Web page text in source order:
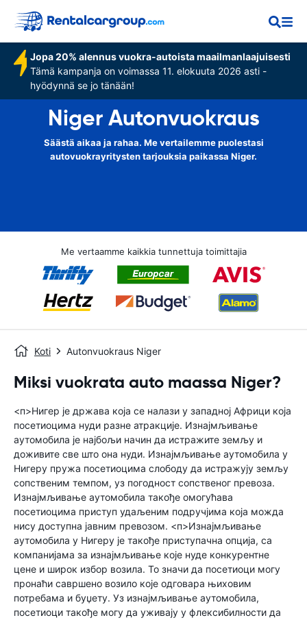
Jopa 20% alennus vuokra-autoista maailmanlaajuisesti
Tämä kampanja on voimassa 11. elokuuta 2026 asti -
hyödynnä se jo tänään!
Niger Autonvuokraus
Säästä aikaa ja rahaa. Me vertailemme puolestasi
autovuokrayritysten tarjouksia paikassa Niger.
Me vertaamme kaikkia tunnettuja toimittajia
Koti Autonvuokraus Niger
Miksi vuokrata auto maassa Niger?
<п>Нигер је држава која се налази у западној Африци која
посетиоцима нуди разне атракције. Изнајмљивање
аутомобила је најбољи начин да истражите земљу и
доживите све што она нуди. Изнајмљивање аутомобила у
Нигеру пружа посетиоцима слободу да истражују земљу
сопственим темпом, уз погодност сопственог превоза.
Изнајмљивање аутомобила такође омогућава
посетиоцима приступ удаљеним подручјима која можда
нису доступна јавним превозом. <п>Изнајмљивање
аутомобила у Нигеру је такође приступачна опција, са
компанијама за изнајмљивање које нуде конкурентне
цене и широк избор возила. То значи да посетиоци могу
пронаћи савршено возило које одговара њиховим
потребама и буџету. Уз изнајмљивање аутомобила,
посетиоци такође могу да уживају у флексибилности да